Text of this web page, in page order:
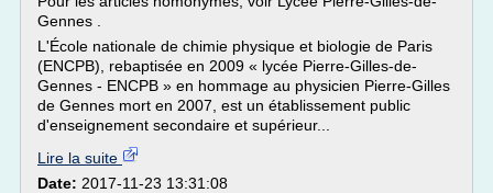
Gennes .
L'École nationale de chimie physique et biologie de Paris
(ENCPB), rebaptisée en 2009 « lycée Pierre-Gilles-de-
Gennes - ENCPB » en hommage au physicien Pierre-Gilles
de Gennes mort en 2007, est un établissement public
d'enseignement secondaire et supérieur...
Lire la suite
Date: 2017-11-23 13:31:08